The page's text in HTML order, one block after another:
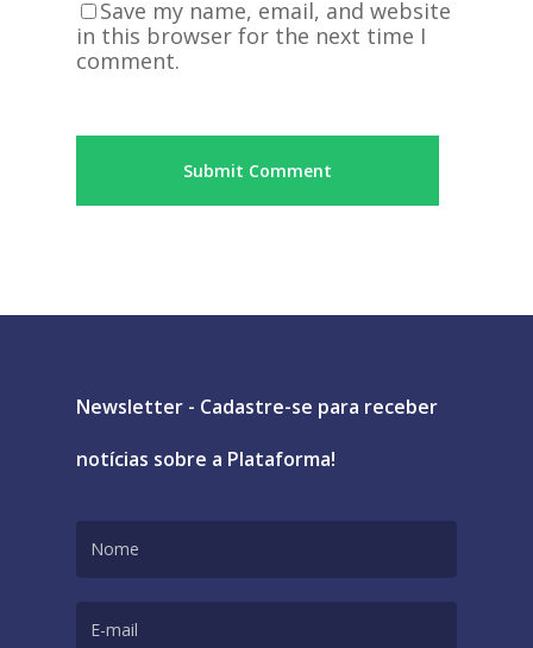
Save my name, email, and website
in this browser for the next time I
comment.
Newsletter - Cadastre-se para receber
notícias sobre a Plataforma!